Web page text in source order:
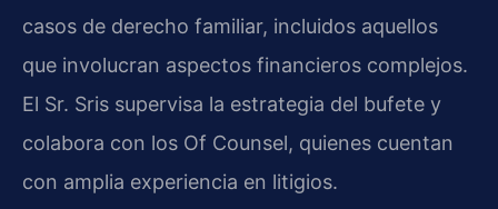
casos de derecho familiar, incluidos aquellos
que involucran aspectos financieros complejos.
El Sr. Sris supervisa la estrategia del bufete y
colabora con los Of Counsel, quienes cuentan
con amplia experiencia en litigios.